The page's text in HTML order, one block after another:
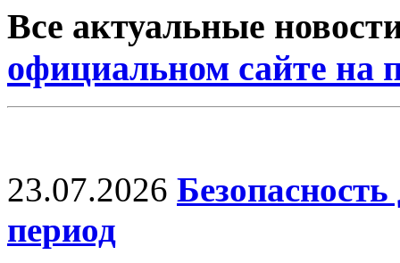
Все актуальные
официальном сайте
23.07.2026
период